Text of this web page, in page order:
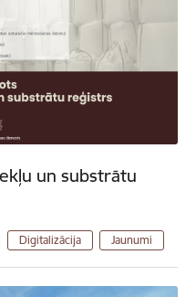
un substrātu
Digitalizācija Jaunumi